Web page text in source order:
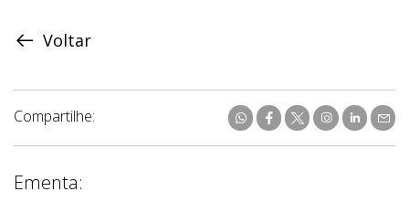
Voltar
Compartilhe:
Ementa: